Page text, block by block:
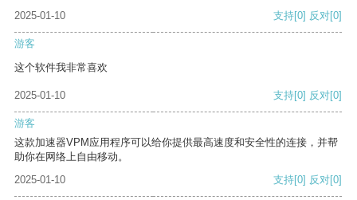
2025-01-10
支持[0] 反对[0]
游客
这个软件我非常喜欢
2025-01-10 支持[0] 反对[0]
游客
这款加速器VPM应用程序可以给你提供最高速度和安全性的连接，并帮
助你在网络上自由移动。
2025-01-10
支持[0] 反对[0]